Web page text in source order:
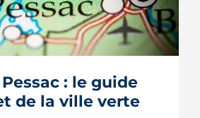
européenne a
le 11 juin 2026, sa
depuis 2023. Mais
les taux de crédit
sur ce qui change
votre projet d'achat et
d'emprunt cet été.
: le guide
de la ville verte